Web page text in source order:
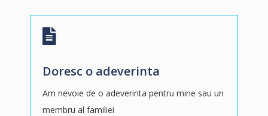
Doresc o adeverinta
Am nevoie de o adeverinta pentru mine sau un
membru al familiei